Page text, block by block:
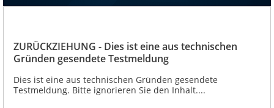
ZURÜCKZIEHUNG - Dies ist eine aus technischen
Gründen gesendete Testmeldung
Dies ist eine aus technischen Gründen gesendete
Testmeldung. Bitte ignorieren Sie den Inhalt....